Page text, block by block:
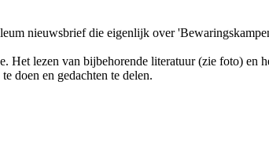
nieuwsbrief die eigenlijk over
Het lezen van bijbehorende literatuur (zie foto) en
doen en gedachten te delen.